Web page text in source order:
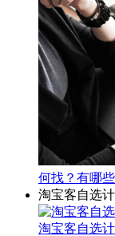
何找？有哪
淘宝客自选
淘宝客自选